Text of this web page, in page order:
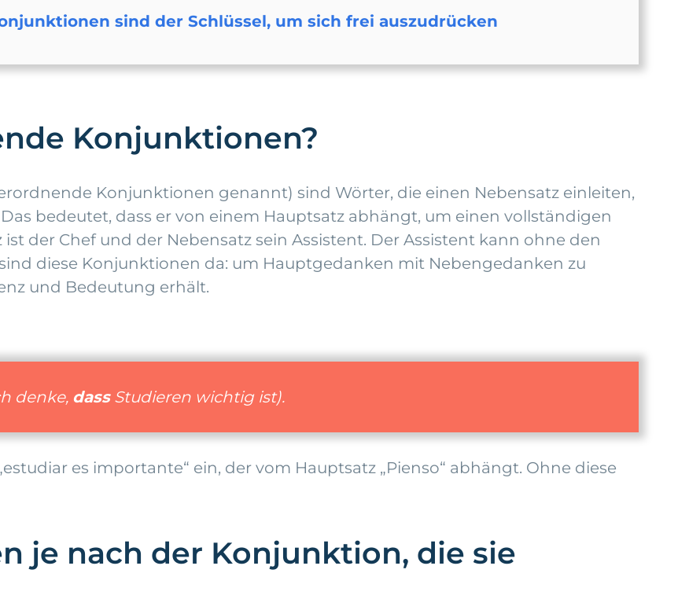
sind der Schlüssel, um sich frei auszudrücken
Konjunktionen?
Konjunktionen genannt) sind Wörter, die einen Nebensatz einleiten,
bedeutet, dass er von einem Hauptsatz abhängt, um einen vollständigen
der Chef und der Nebensatz sein Assistent. Der Assistent kann ohne den
diese Konjunktionen da: um Hauptgedanken mit Nebengedanken zu
und Bedeutung erhält.
denke, dassStudieren wichtig ist).
es importante“ ein, der vom Hauptsatz „Pienso“ abhängt. Ohne diese
je nach der Konjunktion, die sie